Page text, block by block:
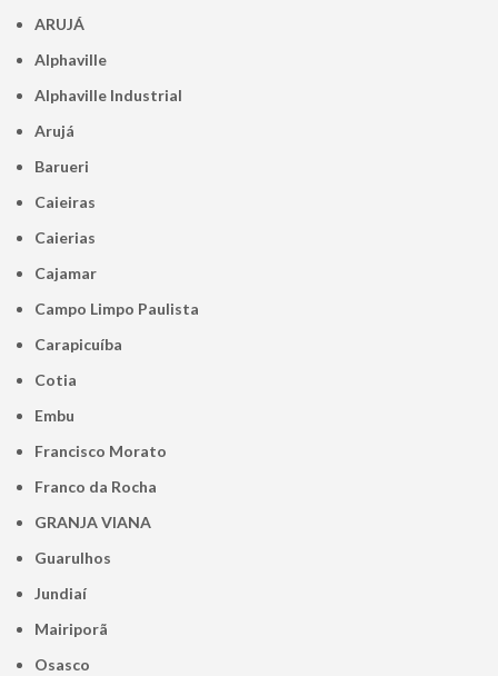
ARUJÁ
Alphaville
Alphaville Industrial
Arujá
Barueri
Caieiras
Caierias
Cajamar
Campo Limpo Paulista
Carapicuíba
Cotia
Embu
Francisco Morato
Franco da Rocha
GRANJA VIANA
Guarulhos
Jundiaí
Mairiporã
Osasco